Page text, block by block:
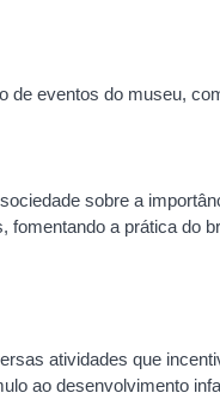
de eventos do museu,
sobre a
fomentando a prática do
atividades que
ao desenvolvimento